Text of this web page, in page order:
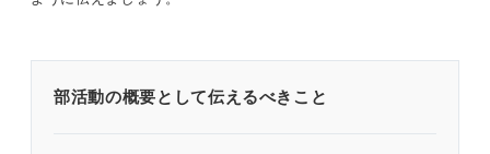
部活動の概要として伝えるべきこと